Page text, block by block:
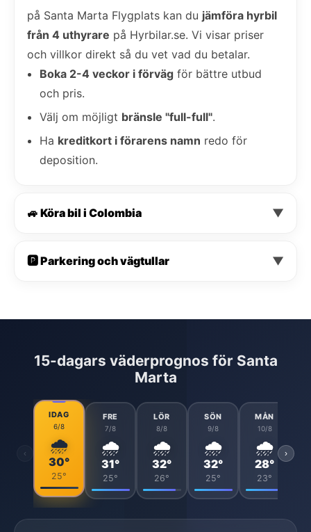
på Santa Marta Flygplats kan du jämföra hyrbil
från 4 uthyrare på Hyrbilar.se. Vi visar priser
och villkor direkt så du vet vad du betalar.
Boka 2-4 veckor i förväg för bättre utbud
och pris.
Välj om möjligt bränsle "full-full".
Ha kreditkort i förarens namn redo för
deposition.
🚙 Köra bil i Colombia ▼
🅿️ Parkering och vägtullar ▼
15-dagars väderprognos för Santa
Marta
‹
IDAG
6/8
🌧️
30°
25°
FRE
7/8
🌧️
31°
25°
LÖR
8/8
🌧️
32°
26°
SÖN
9/8
🌧️
32°
25°
MÅN
10/8
🌧️
28°
23°
›